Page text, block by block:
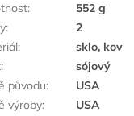
:
552 g
:
2
:
sklo, kov
:
sójový
původu:
USA
výroby: USA